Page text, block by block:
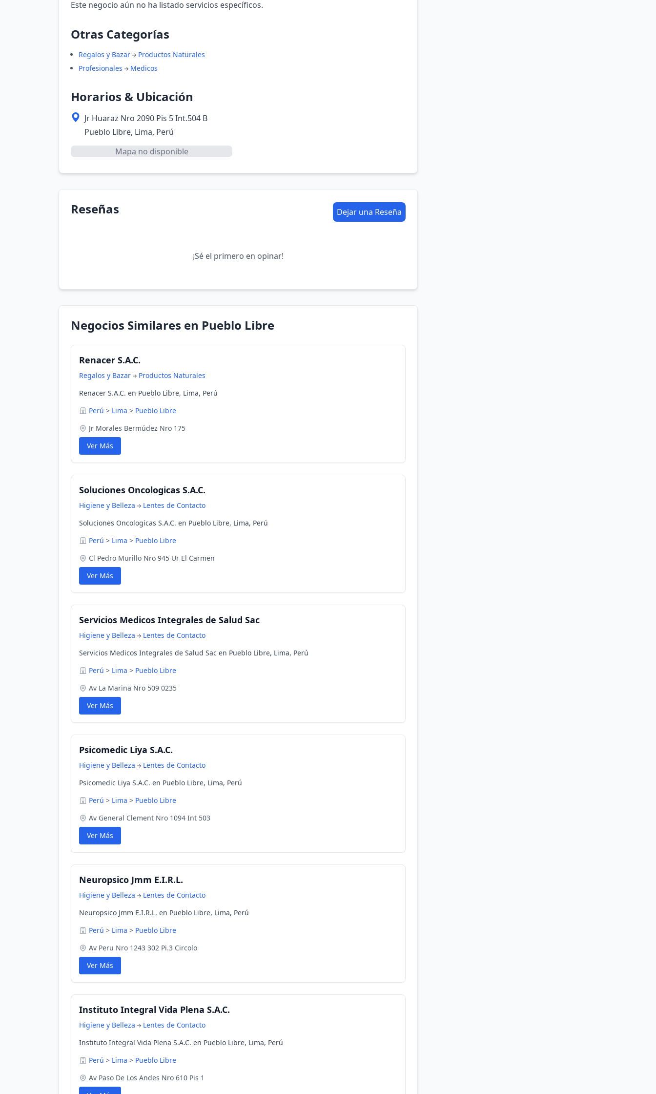
Este negocio aún no ha listado servicios específicos.
Otras Categorías
Regalos y Bazar
Productos Naturales
Profesionales
Medicos
Horarios & Ubicación
Jr Huaraz Nro 2090 Pis 5 Int.504 B
Pueblo Libre, Lima, Perú
Mapa no disponible
Reseñas Dejar una Reseña
¡Sé el primero en opinar!
Negocios Similares en Pueblo Libre
Renacer S.A.C.
Regalos y Bazar
Productos Naturales
Renacer S.A.C. en Pueblo Libre, Lima, Perú
Perú > Lima > Pueblo Libre
Jr Morales Bermúdez Nro 175
Ver Más
Soluciones Oncologicas S.A.C.
Higiene y Belleza
Lentes de Contacto
Soluciones Oncologicas S.A.C. en Pueblo Libre, Lima, Perú
Perú > Lima > Pueblo Libre
Cl Pedro Murillo Nro 945 Ur El Carmen
Ver Más
Servicios Medicos Integrales de Salud Sac
Higiene y Belleza
Lentes de Contacto
Servicios Medicos Integrales de Salud Sac en Pueblo Libre, Lima, Perú
Perú > Lima > Pueblo Libre
Av La Marina Nro 509 0235
Ver Más
Psicomedic Liya S.A.C.
Higiene y Belleza
Lentes de Contacto
Psicomedic Liya S.A.C. en Pueblo Libre, Lima, Perú
Perú > Lima > Pueblo Libre
Av General Clement Nro 1094 Int 503
Ver Más
Neuropsico Jmm E.I.R.L.
Higiene y Belleza
Lentes de Contacto
Neuropsico Jmm E.I.R.L. en Pueblo Libre, Lima, Perú
Perú > Lima > Pueblo Libre
Av Peru Nro 1243 302 Pi.3 Circolo
Ver Más
Instituto Integral Vida Plena S.A.C.
Higiene y Belleza
Lentes de Contacto
Instituto Integral Vida Plena S.A.C. en Pueblo Libre, Lima, Perú
Perú > Lima > Pueblo Libre
Av Paso De Los Andes Nro 610 Pis 1